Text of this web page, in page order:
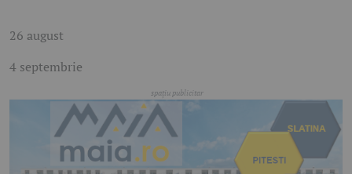
26 august
4 septembrie